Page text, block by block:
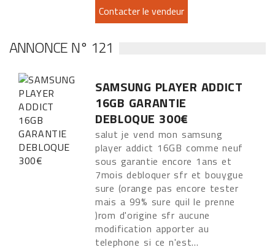
ANNONCE N° 121
SAMSUNG PLAYER ADDICT
16GB GARANTIE
DEBLOQUE 300€
salut je vend mon samsung
player addict 16GB comme neuf
sous garantie encore 1ans et
7mois debloquer sfr et bouygue
sure (orange pas encore tester
mais a 99% sure quil le prenne
)rom d'origine sfr aucune
modification apporter au
telephone si ce n'est...